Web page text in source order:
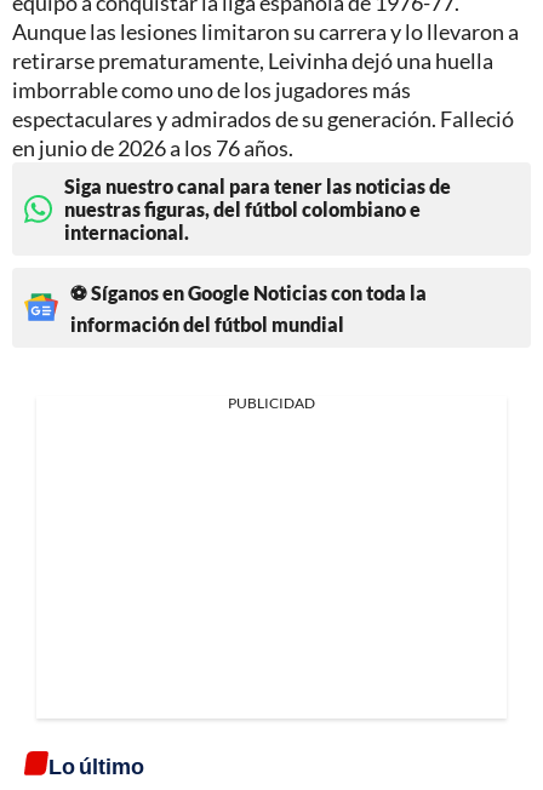
Aunque las lesiones limitaron su carrera y lo llevaron a
retirarse prematuramente, Leivinha dejó una huella
imborrable como uno de los jugadores más
espectaculares y admirados de su generación. Falleció
en junio de 2026 a los 76 años.
Siga nuestro canal para tener las noticias de
nuestras figuras, del fútbol colombiano e
internacional.
⚽ Síganos en Google Noticias con toda la
información del fútbol mundial
PUBLICIDAD
Lo último